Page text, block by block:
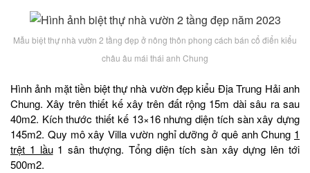
Mẫu biệt thự nhà vườn 2 tầng đẹp ở nông thôn phong cách bán cổ điển kiểu
châu âu mái thái anh Chung
Hình ảnh mặt tiền biệt thự nhà vườn đẹp kiểu Địa Trung Hải anh
Chung. Xây trên thiết kế xây trên đất rộng 15m dài sâu ra sau
40m2. Kích thước thiết kế 13×16 nhưng diện tích sàn xây dựng
145m2. Quy mô xây Villa vườn nghỉ dưỡng ở quê anh Chung 1
trệt 1 lầu1 sân thượng. Tổng diện tích sàn xây dựng lên tới
500m2.